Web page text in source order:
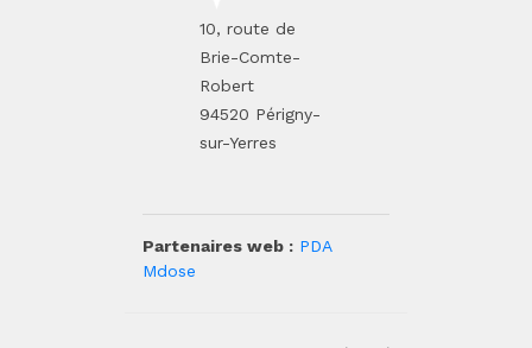
10, route de
Brie-Comte-
Robert
94520 Périgny-
sur-Yerres
Partenaires web : PDA
Mdose